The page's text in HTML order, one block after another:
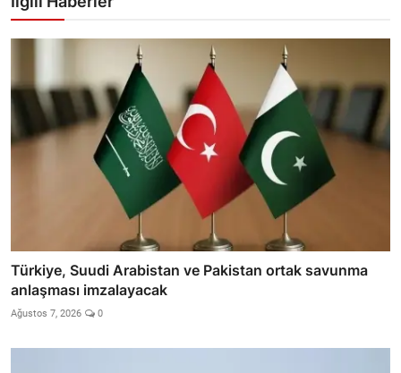
Türkiye, Suudi Arabistan ve Pakistan ortak savunma
anlaşması imzalayacak
Ağustos 7, 2026 0